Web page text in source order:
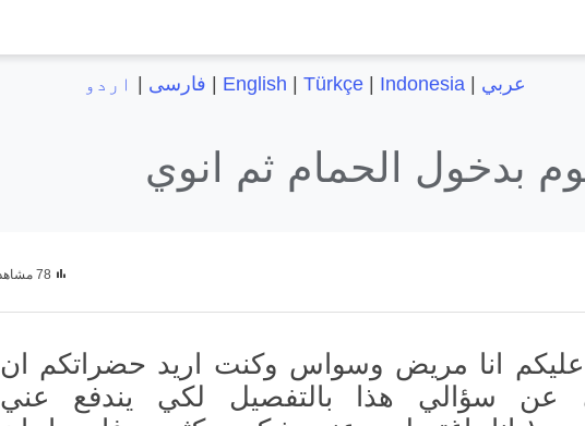
عربي |
English Türkçe| Indonesia فارسی اردو
بدخول الحمام ثم انوي
78 مشاهدات
عليكم انا مريض وسواس وكنت اريد حضراتكم ان
عن سؤالي هذا بالتفصيل لكي يندفع عني